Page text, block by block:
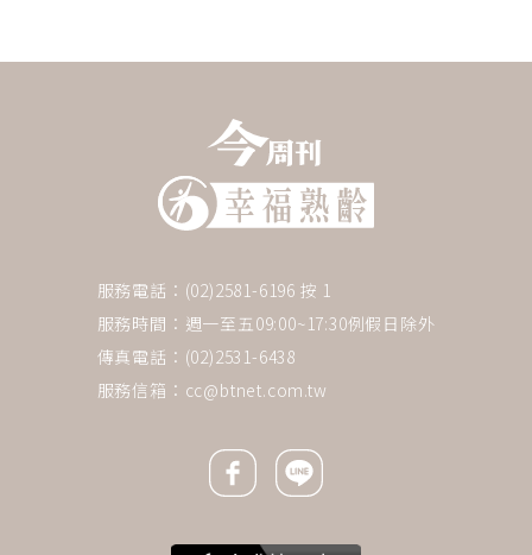
服務電話：(02)2581-6196 按 1
服務時間：週一至五09:00~17:30例假日除外
傳真電話：(02)2531-6438
服務信箱： cc@btnet.com.tw
Facebook icon
Line icon